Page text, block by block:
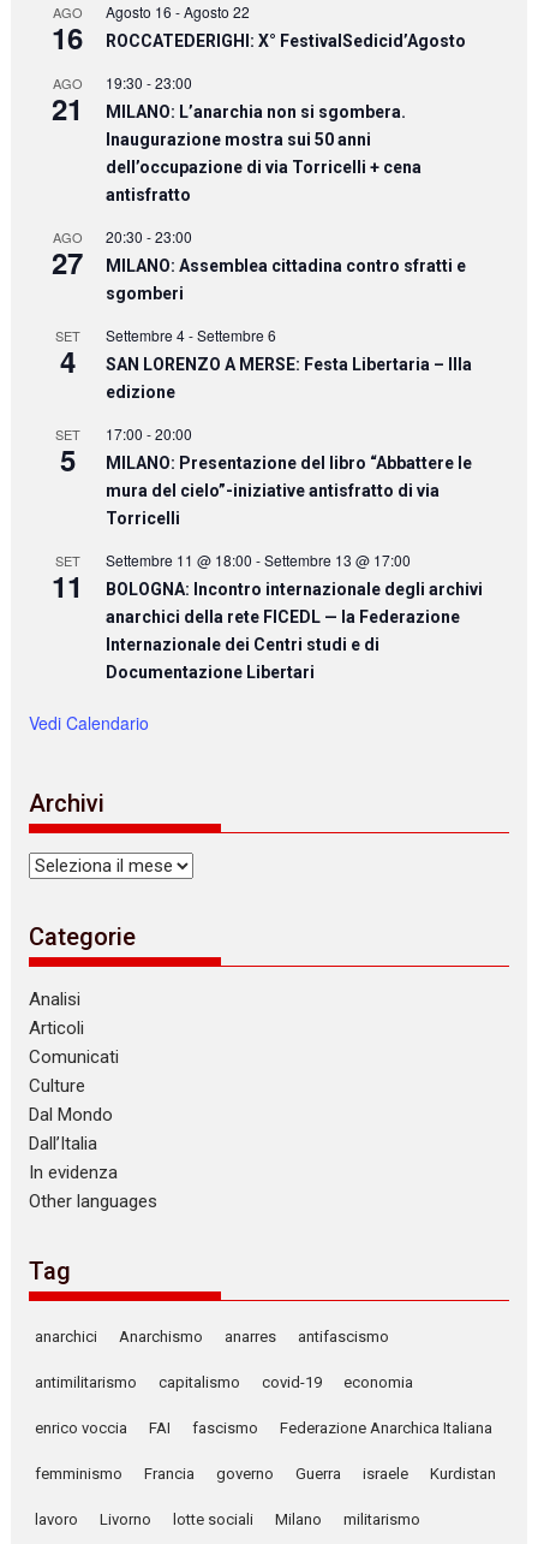
AGO
16
Agosto 16 -Agosto 22
ROCCATEDERIGHI: X° FestivalSedicid’Agosto
AGO
21
19:30 -23:00
MILANO: L’anarchia non si sgombera.
Inaugurazione mostra sui 50 anni
dell’occupazione di via Torricelli + cena
antisfratto
AGO
27
20:30 -23:00
MILANO: Assemblea cittadina contro sfratti e
sgomberi
SET
4
Settembre 4-Settembre 6
SAN LORENZO A MERSE: Festa Libertaria – IIIa
edizione
SET
5
17:00 -20:00
MILANO: Presentazione del libro “Abbattere le
mura del cielo”-iniziative antisfratto di via
Torricelli
SET
11
Settembre 11 @ 18:00 -Settembre 13 @ 17:00
BOLOGNA: Incontro internazionale degli archivi
anarchici della rete FICEDL — la Federazione
Internazionale dei Centri studi e di
Documentazione Libertari
Vedi Calendario
Archivi
Archivi
Categorie
Analisi
Articoli
Comunicati
Culture
Dal Mondo
Dall’Italia
In evidenza
Other languages
Tag
anarchici Anarchismo anarres antifascismo
antimilitarismo capitalismo covid-19 economia
enrico voccia FAI fascismo Federazione Anarchica Italiana
femminismo Francia governo Guerra israele Kurdistan
lavoro Livorno lotte sociali Milano militarismo